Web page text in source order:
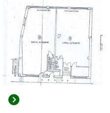
AnteriorSiguiente